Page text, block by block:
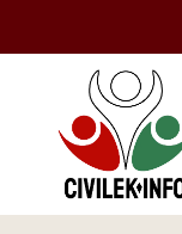
tartalomba